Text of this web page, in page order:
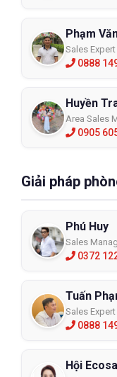
30cm EXCIA
CT008
XEM CHI TIẾT
Phạm
Sales Expert
0888
Huyền
Area Sales
0905
Giải pháp
Phú Huy
Sales
0372
Tuấn
Sales Expert
0888
Hội